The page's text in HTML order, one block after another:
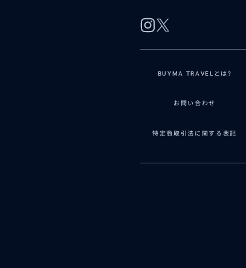
BUYMA TRAVELとは?
お問い合わせ
特定商取引法に関する表記